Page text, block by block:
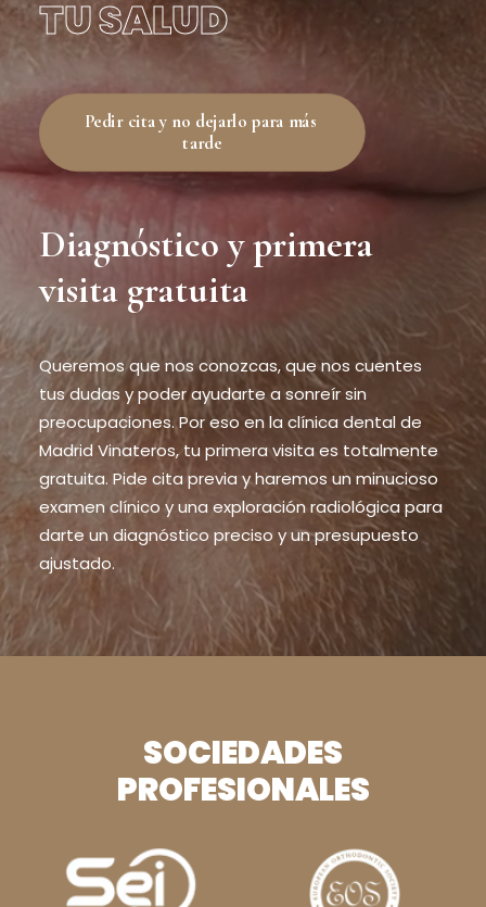
TU SALUD
Pedir cita y no dejarlo para más
tarde
Diagnóstico y primera
visita gratuita
Queremos que nos conozcas, que nos cuentes
tus dudas y poder ayudarte a sonreír sin
preocupaciones. Por eso en la clínica dental de
Madrid Vinateros, tu primera visita es totalmente
gratuita. Pide cita previa y haremos un minucioso
examen clínico y una exploración radiológica para
darte un diagnóstico preciso y un presupuesto
ajustado.
SOCIEDADES
PROFESIONALES